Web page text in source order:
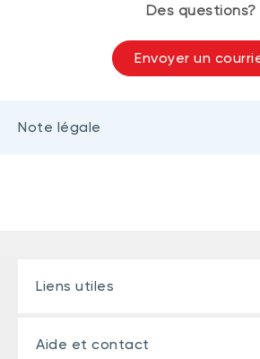
Des questions?
Envoyer un
Note légale
Liens utiles
Aide et contact